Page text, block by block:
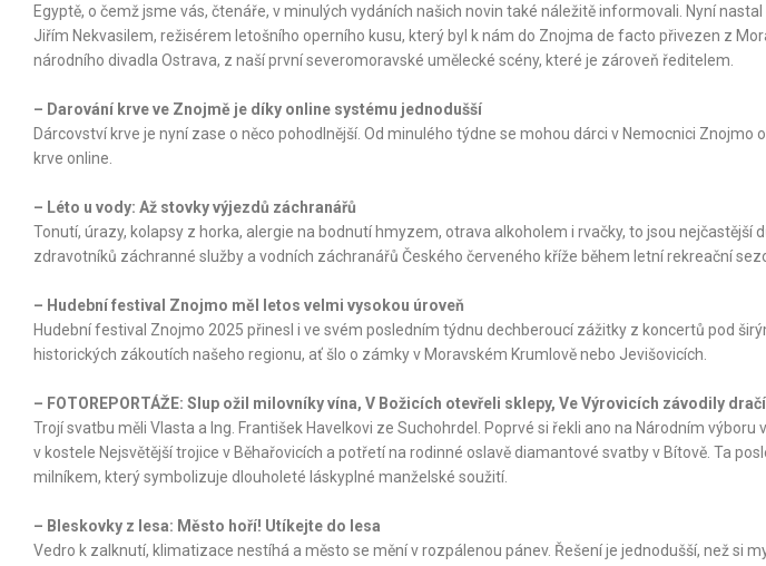
Egyptě, o čemž jsme vás, čtenáře, v minulých vydáních našich novin také náležitě informovali. Nyní
Jiřím Nekvasilem, režisérem letošního operního kusu, který byl k nám do Znojma de facto přivezen z
národního divadla Ostrava, z naší první severomoravské umělecké scény, které je zároveň ředitelem.
– Darování krve ve Znojmě je díky online systému jednodušší
Dárcovství krve je nyní zase o něco pohodlnější. Od minulého týdne se mohou dárci v Nemocnici Znojmo
krve online.
– Léto u vody: Až stovky výjezdů záchranářů
Tonutí, úrazy, kolapsy z horka, alergie na bodnutí hmyzem, otrava alkoholem i rvačky, to jsou nejčastější
zdravotníků záchranné služby a vodních záchranářů Českého červeného kříže během letní rekreační
– Hudební festival Znojmo měl letos velmi vysokou úroveň
Hudební festival Znojmo 2025 přinesl i ve svém posledním týdnu dechberoucí zážitky z koncertů pod
historických zákoutích našeho regionu, ať šlo o zámky v Moravském Krumlově nebo Jevišovicích.
– FOTOREPORTÁŽE: Slup ožil milovníky vína, V Božicích otevřeli sklepy, Ve Výrovicích závodily
Trojí svatbu měli Vlasta a Ing. František Havelkovi ze Suchohrdel. Poprvé si řekli ano na Národním výboru
v kostele Nejsvětější trojice v Běhařovicích a potřetí na rodinné oslavě diamantové svatby v Bítově. Ta
milníkem, který symbolizuje dlouholeté láskyplné manželské soužití.
– Bleskovky z lesa: Město hoří! Utíkejte do lesa
Vedro k zalknutí, klimatizace nestíhá a město se mění v rozpálenou pánev. Řešení je jednodušší, než si